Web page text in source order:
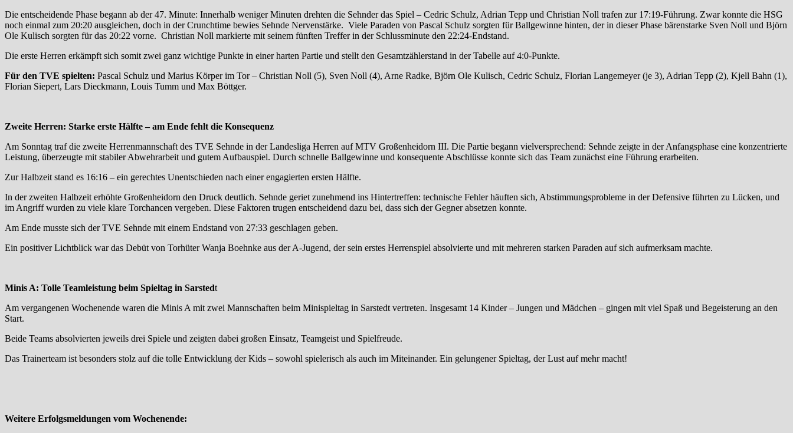
Die entscheidende Phase begann ab der 47. Minute: Innerhalb weniger Minuten drehten die Sehnder das Spiel – Cedric Schulz, Adrian Tepp und Christian Noll trafen zur 17:19-Führung. Zwar konnte die HSG
noch einmal zum 20:20 ausgleichen, doch in der Crunchtime bewies Sehnde Nervenstärke. Viele Paraden von Pascal Schulz sorgten für Ballgewinne hinten, der in dieser Phase bärenstarke Sven Noll und Björn
Ole Kulisch sorgten für das 20:22 vorne. Christian Noll markierte mit seinem fünften Treffer in der Schlussminute den 22:24-Endstand.
Die erste Herren erkämpft sich somit zwei ganz wichtige Punkte in einer harten Partie und stellt den Gesamtzählerstand in der Tabelle auf 4:0-Punkte.
Für den TVE spielten: Pascal Schulz und Marius Körper im Tor – Christian Noll (5), Sven Noll (4), Arne Radke, Björn Ole Kulisch, Cedric Schulz, Florian Langemeyer (je 3), Adrian Tepp (2), Kjell Bahn (1),
Florian Siepert, Lars Dieckmann, Louis Tumm und Max Böttger.
Zweite Herren: Starke erste Hälfte – am Ende fehlt die Konsequenz
Am Sonntag traf die zweite Herrenmannschaft des TVE Sehnde in der Landesliga Herren auf MTV Großenheidorn III. Die Partie begann vielversprechend: Sehnde zeigte in der Anfangsphase eine konzentrierte
Leistung, überzeugte mit stabiler Abwehrarbeit und gutem Aufbauspiel. Durch schnelle Ballgewinne und konsequente Abschlüsse konnte sich das Team zunächst eine Führung erarbeiten.
Zur Halbzeit stand es 16:16 – ein gerechtes Unentschieden nach einer engagierten ersten Hälfte.
In der zweiten Halbzeit erhöhte Großenheidorn den Druck deutlich. Sehnde geriet zunehmend ins Hintertreffen: technische Fehler häuften sich, Abstimmungsprobleme in der Defensive führten zu Lücken, und
im Angriff wurden zu viele klare Torchancen vergeben. Diese Faktoren trugen entscheidend dazu bei, dass sich der Gegner absetzen konnte.
Am Ende musste sich der TVE Sehnde mit einem Endstand von 27:33 geschlagen geben.
Ein positiver Lichtblick war das Debüt von Torhüter Wanja Boehnke aus der A-Jugend, der sein erstes Herrenspiel absolvierte und mit mehreren starken Paraden auf sich aufmerksam machte.
Minis A: Tolle Teamleistung beim Spieltag in Sarstedt
Am vergangenen Wochenende waren die Minis A mit zwei Mannschaften beim Minispieltag in Sarstedt vertreten. Insgesamt 14 Kinder – Jungen und Mädchen – gingen mit viel Spaß und Begeisterung an den
Start.
Beide Teams absolvierten jeweils drei Spiele und zeigten dabei großen Einsatz, Teamgeist und Spielfreude.
Das Trainerteam ist besonders stolz auf die tolle Entwicklung der Kids – sowohl spielerisch als auch im Miteinander. Ein gelungener Spieltag, der Lust auf mehr macht!
Weitere Erfolgsmeldungen vom Wochenende: